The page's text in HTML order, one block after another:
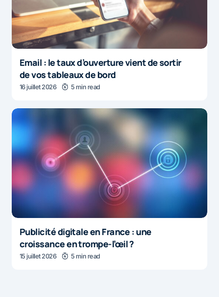
Email : le taux d’ouverture vient de sortir
de vos tableaux de bord
16 juillet 2026 5 min read
Publicité digitale en France : une
croissance en trompe-l’œil ?
15 juillet 2026 5 min read